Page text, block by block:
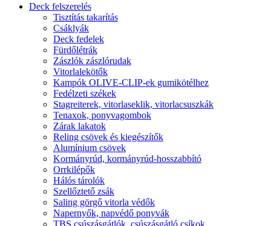
Deck felszerelés
Tisztítás takarítás
Csáklyák
Deck fedelek
Fürdőlétrák
Zászlók zászlórudak
Vitorlalekötők
Kampók OLIVE-CLIP-ek gumikötélhez
Fedélzeti székek
Stagreiterek, vitorlaseklik, vitorlacsuszkák
Tenaxok, ponyvagombok
Zárak lakatok
Reling csövek és kiegészítők
Alumínium csövek
Kormányrúd, kormányrúd-hosszabbító
Orrkilépők
Hálós tárolók
Szellőztető zsák
Saling görgő vitorla védők
Napernyők, napvédő ponyvák
TBS csúszásgátlók, csúszásgátló csíkok